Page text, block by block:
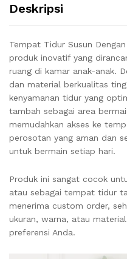
Deskripsi
Tempat Tidur Susun
produk inovatif yang
ruang di kamar anak-anak.
dan material berkualitas
kenyamanan tidur yang
tambah sebagai area
memudahkan akses ke
perosotan yang aman dan
untuk bermain setiap hari.
Produk ini sangat cocok
atau sebagai tempat tidur
menerima custom order,
ukuran, warna, atau
preferensi Anda.